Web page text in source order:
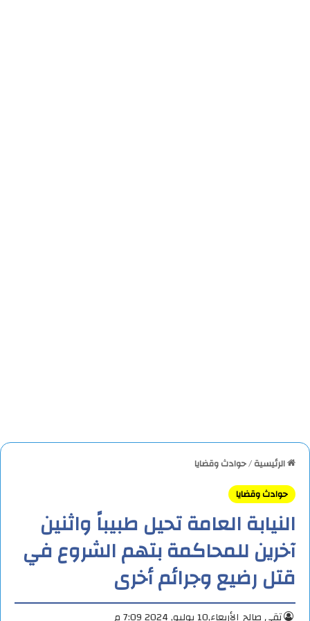
الرئيسية/حوادث وقضايا
حوادث وقضايا
النيابة العامة تحيل طبيباً واثنين
آخرين للمحاكمة بتهم الشروع في
قتل رضيع وجرائم أخرى